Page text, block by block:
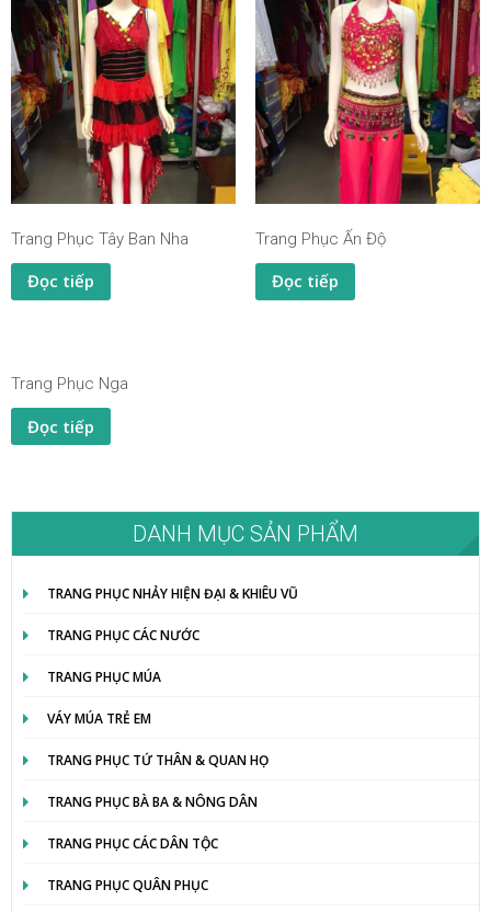
Trang Phục Tây Ban Nha
Đọc tiếp
Trang Phục Ấn Độ
Đọc tiếp
Trang Phục Nga
Đọc tiếp
DANH MỤC SẢN PHẨM
TRANG PHỤC NHẢY HIỆN ĐẠI & KHIÊU VŨ
TRANG PHỤC CÁC NƯỚC
TRANG PHỤC MÚA
VÁY MÚA TRẺ EM
TRANG PHỤC TỨ THÂN & QUAN HỌ
TRANG PHỤC BÀ BA & NÔNG DÂN
TRANG PHỤC CÁC DÂN TỘC
TRANG PHỤC QUÂN PHỤC